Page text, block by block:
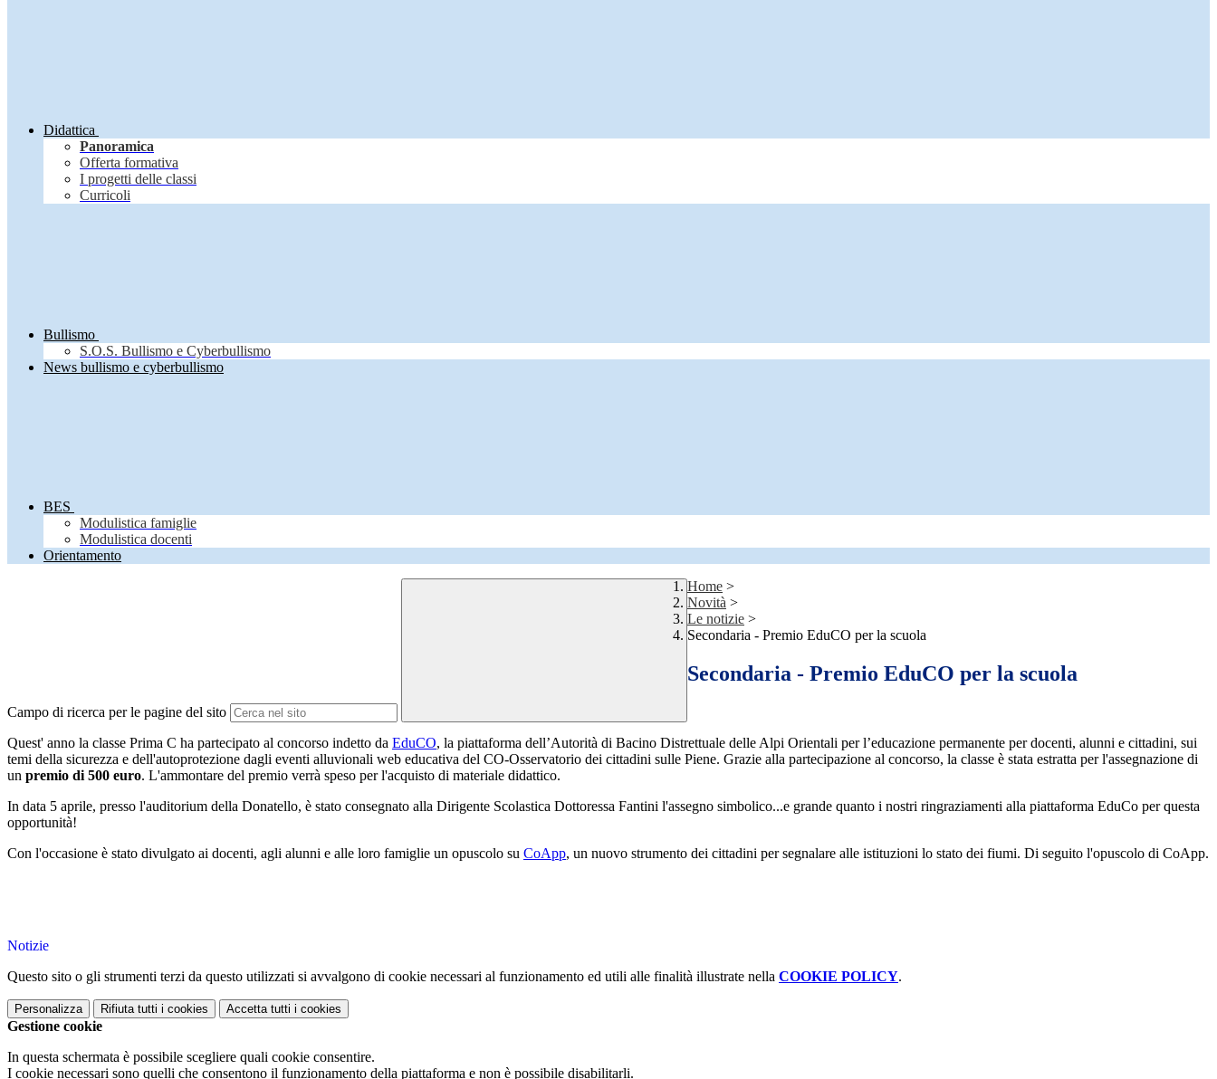
Didattica
Panoramica
Offerta formativa
I progetti delle classi
Curricoli
Bullismo
S.O.S. Bullismo e Cyberbullismo
News bullismo e cyberbullismo
BES
Modulistica famiglie
Modulistica docenti
Orientamento
Campo di ricerca per le pagine del sito
Home >
Novità >
Le notizie >
Secondaria - Premio EduCO per la scuola
Secondaria - Premio EduCO per la scuola
Quest' anno la classe Prima C ha partecipato al concorso indetto da EduCO, la piattaforma dell’Autorità di Bacino Distrettuale delle Alpi Orientali per l’educazione permanente per docenti, alunni e cittadini, sui
temi della sicurezza e dell'autoprotezione dagli eventi alluvionali web educativa del CO-Osservatorio dei cittadini sulle Piene. Grazie alla partecipazione al concorso, la classe è stata estratta per l'assegnazione di
un premio di 500 euro. L'ammontare del premio verrà speso per l'acquisto di materiale didattico.
In data 5 aprile, presso l'auditorium della Donatello, è stato consegnato alla Dirigente Scolastica Dottoressa Fantini l'assegno simbolico...e grande quanto i nostri ringraziamenti alla piattaforma EduCo per questa
opportunità!
Con l'occasione è stato divulgato ai docenti, agli alunni e alle loro famiglie un opuscolo su CoApp, un nuovo strumento dei cittadini per segnalare alle istituzioni lo stato dei fiumi. Di seguito l'opuscolo di CoApp.
Notizie
Questo sito o gli strumenti terzi da questo utilizzati si avvalgono di cookie necessari al funzionamento ed utili alle finalità illustrate nella COOKIE POLICY.
Personalizza Rifiuta tutti i cookies Accetta tutti i cookies
Gestione cookie
In questa schermata è possibile scegliere quali cookie consentire.
I cookie necessari sono quelli che consentono il funzionamento della piattaforma e non è possibile disabilitarli.